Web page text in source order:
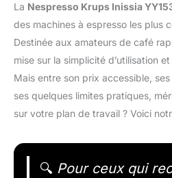
La Nespresso Krups Inissia
des machines à espresso les plus
Destinée aux amateurs de café
mise sur la simplicité d’utilisation
Mais entre son prix accessible,
ses quelques limites pratiques,
sur votre plan de travail ? Voici
🔍 Pour ceux qui